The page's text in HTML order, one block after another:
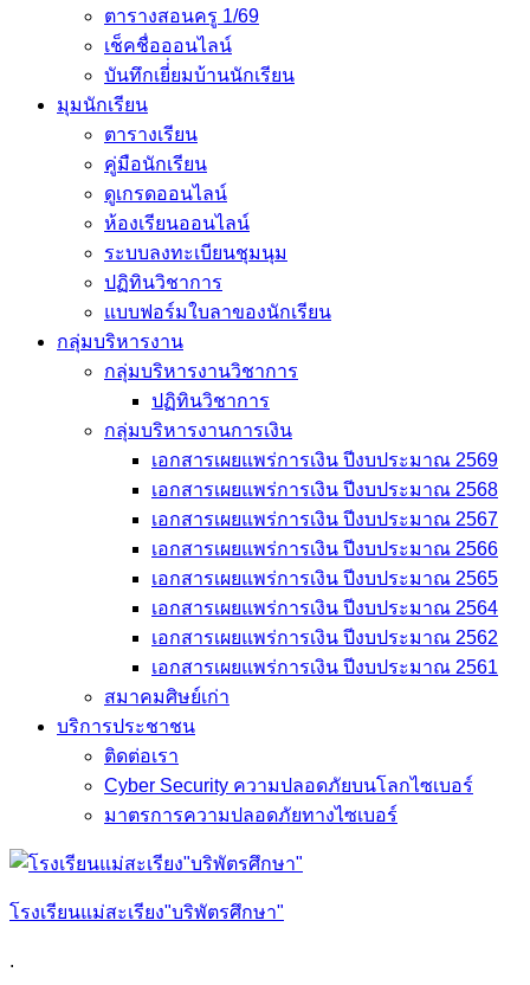
ตารางสอนครู 1/69
เช็คชื่อออนไลน์
บันทึกเยี่่ยมบ้านนักเรียน
มุมนักเรียน
ตารางเรียน
คู่มือนักเรียน
ดูเกรดออนไลน์
ห้องเรียนออนไลน์
ระบบลงทะเบียนชุมนุม
ปฏิทินวิชาการ
แบบฟอร์มใบลาของนักเรียน
กลุ่มบริหารงาน
กลุ่มบริหารงานวิชาการ
ปฏิทินวิชาการ
กลุ่มบริหารงานการเงิน
เอกสารเผยแพร่การเงิน ปีงบประมาณ 2569
เอกสารเผยแพร่การเงิน ปีงบประมาณ 2568
เอกสารเผยแพร่การเงิน ปีงบประมาณ 2567
เอกสารเผยแพร่การเงิน ปีงบประมาณ 2566
เอกสารเผยแพร่การเงิน ปีงบประมาณ 2565
เอกสารเผยแพร่การเงิน ปีงบประมาณ 2564
เอกสารเผยแพร่การเงิน ปีงบประมาณ 2562
เอกสารเผยแพร่การเงิน ปีงบประมาณ 2561
สมาคมศิษย์เก่า
บริการประชาชน
ติดต่อเรา
Cyber Security ความปลอดภัยบนโลกไซเบอร์
มาตรการความปลอดภัยทางไซเบอร์
โรงเรียนแม่สะเรียง"บริพัตรศึกษา"
.